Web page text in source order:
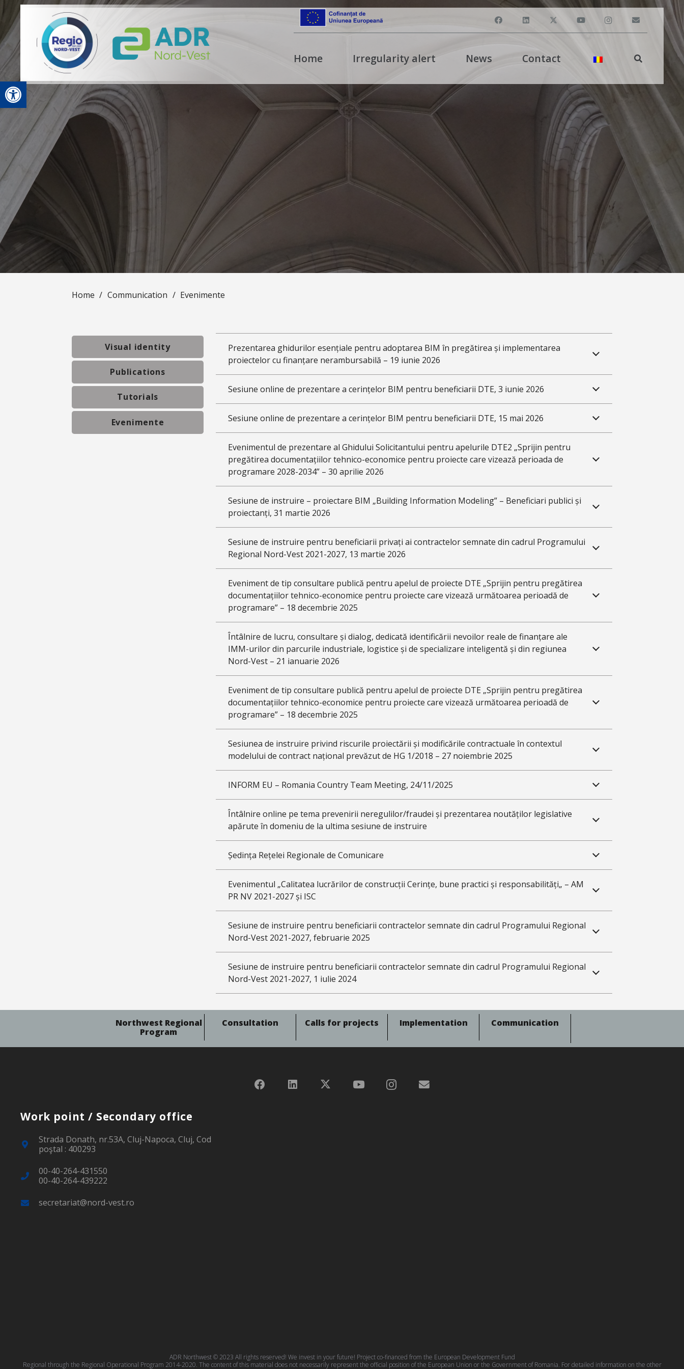
Open toolbar
Home Irregularity alert News Contact
Home / Communication / Evenimente
Visual identity
Publications
Tutorials
Evenimente
Prezentarea ghidurilor esențiale pentru adoptarea BIM în pregătirea și implementarea
proiectelor cu finanțare nerambursabilă – 19 iunie 2026
Sesiune online de prezentare a cerințelor BIM pentru beneficiarii DTE, 3 iunie 2026
Sesiune online de prezentare a cerințelor BIM pentru beneficiarii DTE, 15 mai 2026
Evenimentul de prezentare al Ghidului Solicitantului pentru apelurile DTE2 „Sprijin pentru
pregătirea documentațiilor tehnico-economice pentru proiecte care vizează perioada de
programare 2028-2034” – 30 aprilie 2026
Sesiune de instruire – proiectare BIM „Building Information Modeling” – Beneficiari publici și
proiectanți, 31 martie 2026
Sesiune de instruire pentru beneficiarii privați ai contractelor semnate din cadrul Programului
Regional Nord-Vest 2021-2027, 13 martie 2026
Eveniment de tip consultare publică pentru apelul de proiecte DTE „Sprijin pentru pregătirea
documentațiilor tehnico-economice pentru proiecte care vizează următoarea perioadă de
programare” – 18 decembrie 2025
Întâlnire de lucru, consultare și dialog, dedicată identificării nevoilor reale de finanțare ale
IMM-urilor din parcurile industriale, logistice și de specializare inteligentă și din regiunea
Nord-Vest – 21 ianuarie 2026
Eveniment de tip consultare publică pentru apelul de proiecte DTE „Sprijin pentru pregătirea
documentațiilor tehnico-economice pentru proiecte care vizează următoarea perioadă de
programare” – 18 decembrie 2025
Sesiunea de instruire privind riscurile proiectării și modificările contractuale în contextul
modelului de contract național prevăzut de HG 1/2018 – 27 noiembrie 2025
INFORM EU – Romania Country Team Meeting, 24/11/2025
Întâlnire online pe tema prevenirii neregulilor/fraudei și prezentarea noutăților legislative
apărute în domeniu de la ultima sesiune de instruire
Ședința Rețelei Regionale de Comunicare
Evenimentul „Calitatea lucrărilor de construcții Cerințe, bune practici și responsabilități„ – AM
PR NV 2021-2027 și ISC
Sesiune de instruire pentru beneficiarii contractelor semnate din cadrul Programului Regional
Nord-Vest 2021-2027, februarie 2025
Sesiune de instruire pentru beneficiarii contractelor semnate din cadrul Programului Regional
Nord-Vest 2021-2027, 1 iulie 2024
Northwest Regional
Program
Consultation Calls for projects Implementation Communication
Work point / Secondary office
Strada Donath, nr.53A, Cluj-Napoca, Cluj, Cod
poştal : 400293
00-40-264-431550
00-40-264-439222
secretariat@nord-vest.ro
ADR Northwest © 2023 All rights reserved! We invest in your future! Project co-financed from the European Development Fund
Regional through the Regional Operational Program 2014-2020. The content of this material does not necessarily represent the official position of the European Union or the Government of Romania. For detailed information on the other